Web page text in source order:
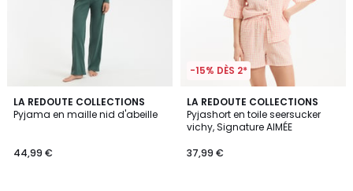
LA REDOUTE COLLECTIONS
Pyjama en maille nid d'abeille
44,99 €
3,2
/ 5
2
Couleurs
-15% DÈS 2*
LA REDOUTE COLLECTIONS
Pyjashort en toile seersucker
vichy, Signature AIMÉE
37,99 €
4,7
/ 5